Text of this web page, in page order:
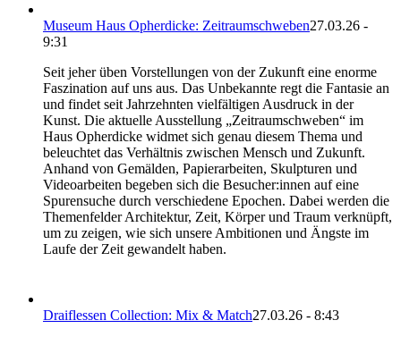
Museum Haus Opherdicke: Zeitraumschweben27.03.26 -
9:31
Seit jeher üben Vorstellungen von der Zukunft eine enorme
Faszination auf uns aus. Das Unbekannte regt die Fantasie an
und findet seit Jahrzehnten vielfältigen Ausdruck in der
Kunst. Die aktuelle Ausstellung „Zeitraumschweben“ im
Haus Opherdicke widmet sich genau diesem Thema und
beleuchtet das Verhältnis zwischen Mensch und Zukunft.
Anhand von Gemälden, Papierarbeiten, Skulpturen und
Videoarbeiten begeben sich die Besucher:innen auf eine
Spurensuche durch verschiedene Epochen. Dabei werden die
Themenfelder Architektur, Zeit, Körper und Traum verknüpft,
um zu zeigen, wie sich unsere Ambitionen und Ängste im
Laufe der Zeit gewandelt haben.
Draiflessen Collection: Mix & Match27.03.26 - 8:43